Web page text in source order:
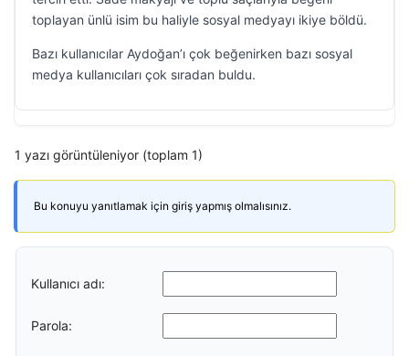
toplayan ünlü isim bu haliyle sosyal medyayı ikiye böldü.
Bazı kullanıcılar Aydoğan’ı çok beğenirken bazı sosyal
medya kullanıcıları çok sıradan buldu.
1 yazı görüntüleniyor (toplam 1)
Bu konuyu yanıtlamak için giriş yapmış olmalısınız.
Kullanıcı adı:
Parola: